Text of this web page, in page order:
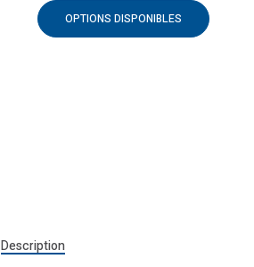
OPTIONS DISPONIBLES
Description